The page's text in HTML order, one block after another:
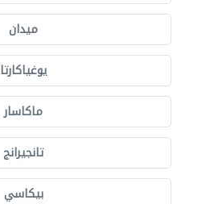
ميدان
يوغياكارتا
ماكاسار
تانجيرانج
بيكاسي